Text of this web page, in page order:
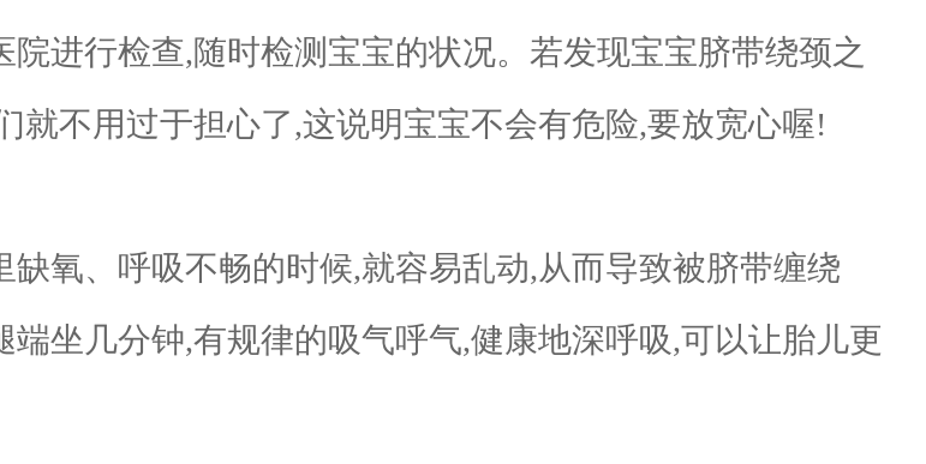
进行检查,随时检测宝宝的状况。若发现宝宝脐带绕颈之
就不用过于担心了,这说明宝宝不会有危险,要放宽心喔!
、呼吸不畅的时候,就容易乱动,从而导致被脐带缠绕
坐几分钟,有规律的吸气呼气,健康地深呼吸,可以让胎儿更